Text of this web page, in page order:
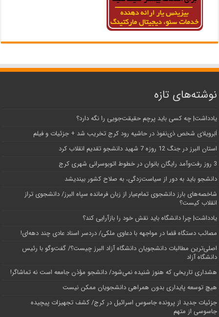
نوشته‌های تازه
یادداشت| ‌چه کسی باید پرچم حقیقت‌جویی را نگه دارد؟
اَبَر‌ویلای شخص ذی‌نفوذ در حاشیه‌ رود کرج تخریب شد + جزئیات و فیلم
استان البرز در جنگ 12 روزه 7 شهید دانشجو تقدیم انقلاب کرد
3 روز رفت‌وآمد رایگان بانوان در خطوط اتوبوسرانی شهری کرج
دانشجو باید به دور از سیاست‌زدگی، به صلاح کشور بیندیشد
شاخصه‌های بارز دانشجوی تمام‌عیار از زبان فرمانده سپاه البرز/ دانشجوی تراز
انقلاب کیست؟
یادداشت| چرا دانشگاه باید نقش خود را بازآرایی کند؟
مصائب دستگاه قضا در مواجهه با دعاوی ملکی/ دردسر اسناد عادی چند‌ دهه‌ای!
اصلی‌ترین مطالبات دانشجویان دانشگاه آزاد البرز چیست؟/ گفت‌وگو با رئیس
دانشگاه آز‌اد
هشداری تاریخی که هنوز شنیده نمی‌شود/ دانشجو مؤذن جامعه است نه تماشاگر!
هیچ توسعه پایداری بدون همراهی دانشجویان ممکن نیست
جزئیات جدید از پرونده جاسوس اسرائیل در کرج/‌ کشف تجهیزات پیچیده
جاسوسی از متهم